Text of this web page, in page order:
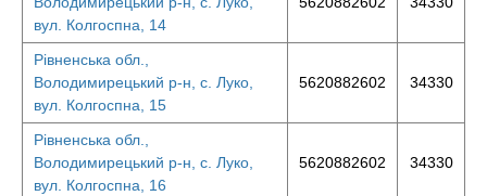
вул. Колгоспна, 14
Рівненська обл.,
Володимирецький р-н, с. Луко,
вул. Колгоспна, 15
5620882602 34330
Рівненська обл.,
Володимирецький р-н, с. Луко,
вул. Колгоспна, 16
5620882602 34330